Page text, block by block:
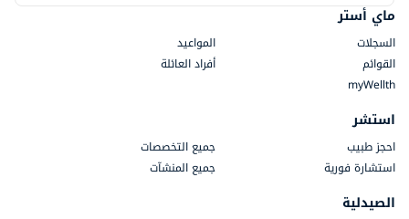
ماي أستر
السجلات
المواعيد
القوائم
أفراد العائلة
myWellth
استشر
احجز طبيب
جميع التخصصات
استشارة فورية
جميع المنشآت
الصيدلية